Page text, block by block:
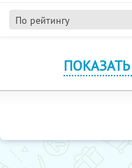
По рейтингу